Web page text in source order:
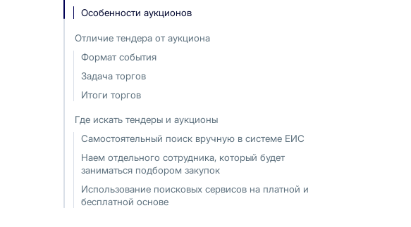
Особенности аукционов
Отличие тендера от аукциона
Формат события
Задача торгов
Итоги торгов
Где искать тендеры и аукционы
Самостоятельный поиск вручную в системе ЕИС
Наем отдельного сотрудника, который будет
заниматься подбором закупок
Использование поисковых сервисов на платной и
бесплатной основе